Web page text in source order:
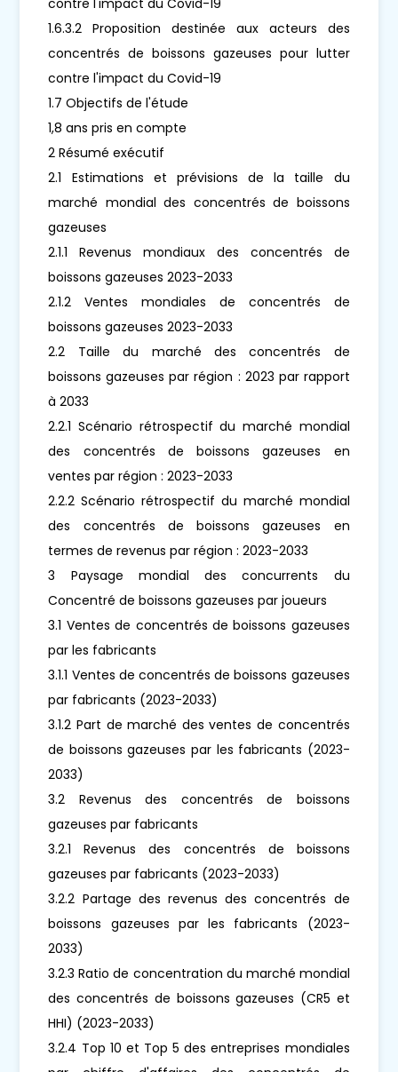
1.6.3.2 Proposition destinée aux acteurs des
concentrés de boissons gazeuses pour lutter
contre l'impact du Covid-19
1.7 Objectifs de l'étude
1,8 ans pris en compte
2 Résumé exécutif
2.1 Estimations et prévisions de la taille du
marché mondial des concentrés de boissons
gazeuses
2.1.1 Revenus mondiaux des concentrés de
boissons gazeuses 2023-2033
2.1.2 Ventes mondiales de concentrés de
boissons gazeuses 2023-2033
2.2 Taille du marché des concentrés de
boissons gazeuses par région : 2023 par rapport
à 2033
2.2.1 Scénario rétrospectif du marché mondial
des concentrés de boissons gazeuses en
ventes par région : 2023-2033
2.2.2 Scénario rétrospectif du marché mondial
des concentrés de boissons gazeuses en
termes de revenus par région : 2023-2033
3 Paysage mondial des concurrents du
Concentré de boissons gazeuses par joueurs
3.1 Ventes de concentrés de boissons gazeuses
par les fabricants
3.1.1 Ventes de concentrés de boissons gazeuses
par fabricants (2023-2033)
3.1.2 Part de marché des ventes de concentrés
de boissons gazeuses par les fabricants (2023-
2033)
3.2 Revenus des concentrés de boissons
gazeuses par fabricants
3.2.1 Revenus des concentrés de boissons
gazeuses par fabricants (2023-2033)
3.2.2 Partage des revenus des concentrés de
boissons gazeuses par les fabricants (2023-
2033)
3.2.3 Ratio de concentration du marché mondial
des concentrés de boissons gazeuses (CR5 et
HHI) (2023-2033)
3.2.4 Top 10 et Top 5 des entreprises mondiales